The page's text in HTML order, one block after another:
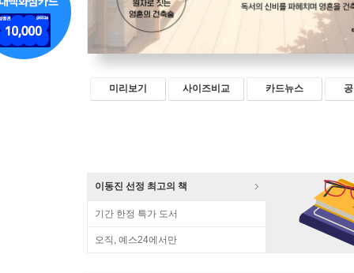
미리보기 사이즈비교 카드뉴스
이동진 선정 최고의 책
기간 한정 특가 도서
오직, 예스24에서만